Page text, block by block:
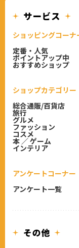
ショッピングコーナ
定番・人気
ポイントアップ中
おすすめショップ
アンケートコーナー
アンケート一覧
ショップカテゴリー
総合通販/百貨店
旅行
グルメ
ファッション
コスメ
本 ／ ゲーム
インテリア